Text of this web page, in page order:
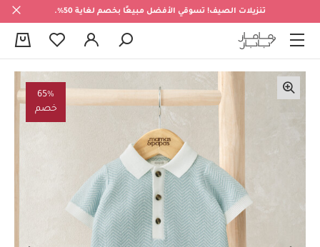
تنزيلات الصيف! تسوقي الأفضل مبيعًا بخصم لغاية 50%.
65%
خصم